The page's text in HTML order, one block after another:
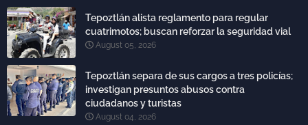
Tepoztlán alista reglamento para regular
cuatrimotos; buscan reforzar la seguridad vial
August 05, 2026
Tepoztlán separa de sus cargos a tres policías;
investigan presuntos abusos contra
ciudadanos y turistas
August 04, 2026